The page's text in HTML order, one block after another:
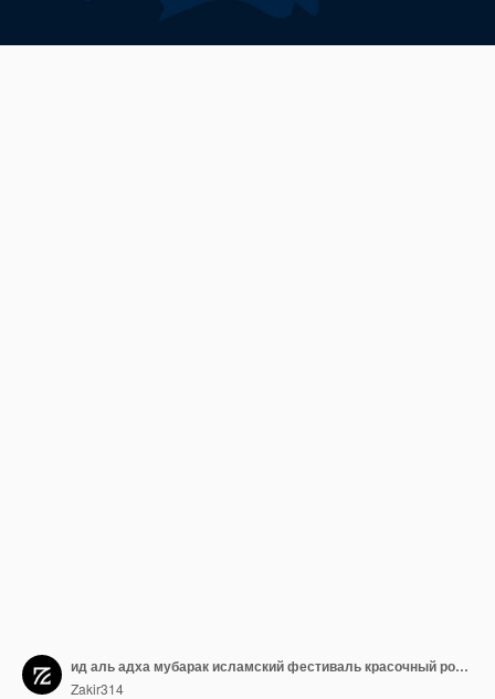
ид аль адха мубарак исламский фестиваль красочный роскошный исламский фон с декоративным орнаментом ei
Zakir314